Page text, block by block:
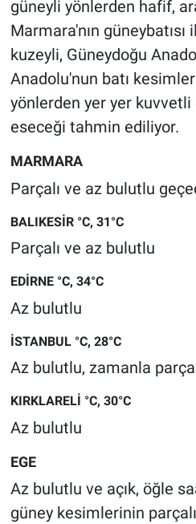
güneyli yönlerden hafif,
Marmara'nın güneybatısı
kuzeyli, Güneydoğu
Anadolu'nun batı
yönlerden yer yer
eseceği tahmin ediliyor.
MARMARA
Parçalı ve az bulutlu
BALIKESİR °C, 31°C
Parçalı ve az bulutlu
EDİRNE °C, 34°C
Az bulutlu
İSTANBUL °C, 28°C
Az bulutlu, zamanla
KIRKLARELİ °C, 30°C
Az bulutlu
EGE
Az bulutlu ve açık, öğle
güney kesimlerinin
Türkiye'nin Gündemi
Yerel Gündem
Yerel Yaşam
Canlı Yayın